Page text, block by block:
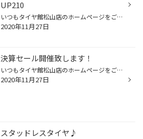
UP210
いつもタイヤ館松山店のホームページをご覧いただき誠に有難う御座います！ 本日は新型RAV4 54系のオーナー様にリフトアップスプリングをご購入頂きました！ タナベ：DEVIDE UP210 フロント側 リア側 今回は純正の足回りをそのまま使用で、コイルだけ交換し車高を少しだけUPとなります。 さりげなく...
2020年11月27日
決算セール開催致します！
いつもタイヤ館松山店のホームページをご覧いただき誠に有難う御座います♪ 明日の28日の土曜日から12月6日の日曜日まで 決算セール開催致します！ 期間中は夏タイヤはもちろん冬タイヤ（スタッドレスタイヤ）もお買い得が満載♪ 今年1年間の感謝を込めて大奉仕となっています！ タイヤ交換・スタッド...
2020年11月27日
スタッドレスタイヤ♪